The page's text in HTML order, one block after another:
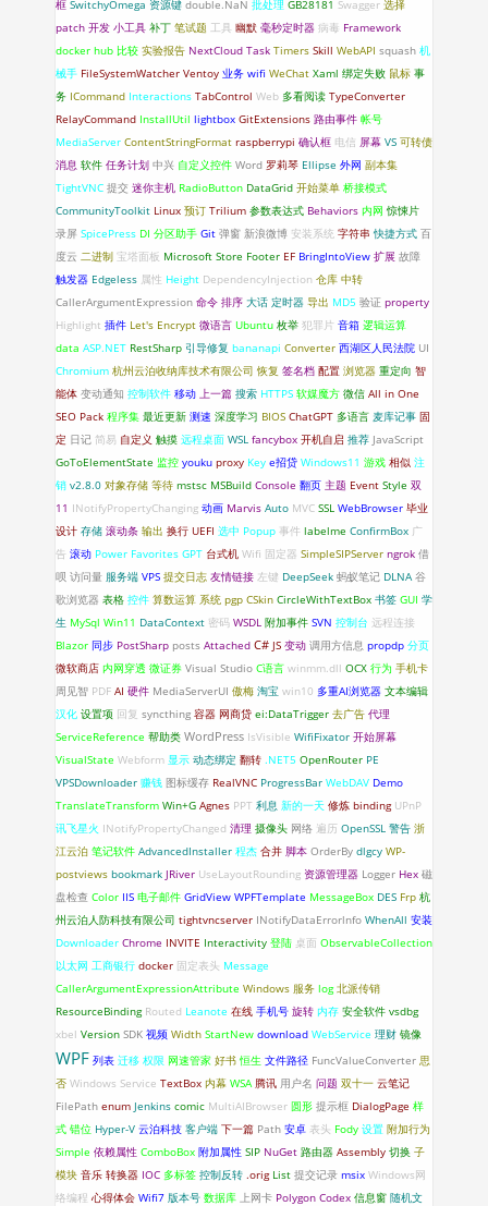
框 SwitchyOmega 资源键 double.NaN 批处理 GB28181 Swagger 选择
patch 开发 小工具 补丁 笔试题 工具 幽默 毫秒定时器 病毒 Framework
docker hub 比较 实验报告 NextCloud Task Timers Skill WebAPI squash 机
械手 FileSystemWatcher Ventoy 业务 wifi WeChat Xaml 绑定失败 鼠标 事
务 ICommand Interactions TabControl Web 多看阅读 TypeConverter
RelayCommand InstallUtil lightbox GitExtensions 路由事件 帐号
MediaServer ContentStringFormat raspberrypi 确认框 电信 屏幕 VS 可转债
消息 软件 任务计划 中兴 自定义控件 Word 罗莉琴 Ellipse 外网 副本集
TightVNC 提交 迷你主机 RadioButton DataGrid 开始菜单 桥接模式
CommunityToolkit Linux 预订 Trilium 参数表达式 Behaviors 内网 惊悚片
录屏 SpicePress DI 分区助手 Git 弹窗 新浪微博 安装系统 字符串 快捷方式 百
度云 二进制 宝塔面板 Microsoft Store Footer EF BringIntoView 扩展 故障
触发器 Edgeless 属性 Height DependencyInjection 仓库 中转
CallerArgumentExpression 命令 排序 大话 定时器 导出 MD5 验证 property
Highlight 插件 Let's Encrypt 微语言 Ubuntu 枚举 犯罪片 音箱 逻辑运算
data ASP.NET RestSharp 引导修复 bananapi Converter 西湖区人民法院 UI
Chromium 杭州云泊收纳库技术有限公司 恢复 签名档 配置 浏览器 重定向 智
能体 变动通知 控制软件 移动 上一篇 搜索 HTTPS 软媒魔方 微信 All in One
SEO Pack 程序集 最近更新 测速 深度学习 BIOS ChatGPT 多语言 麦库记事 固
定 日记 简易 自定义 触摸 远程桌面 WSL fancybox 开机自启 推荐 JavaScript
GoToElementState 监控 youku proxy Key e招贷 Windows11 游戏 相似 注
销 v2.8.0 对象存储 等待 mstsc MSBuild Console 翻页 主题 Event Style 双
11 INotifyPropertyChanging 动画 Marvis Auto MVC SSL WebBrowser 毕业
设计 存储 滚动条 输出 换行 UEFI 选中 Popup 事件 labelme ConfirmBox 广
告 滚动 Power Favorites GPT 台式机 Wifi 固定器 SimpleSIPServer ngrok 借
呗 访问量 服务端 VPS 提交日志 友情链接 左键 DeepSeek 蚂蚁笔记 DLNA 谷
歌浏览器 表格 控件 算数运算 系统 pgp CSkin CircleWithTextBox 书签 GUI 学
生 MySql Win11 DataContext 密码 WSDL 附加事件 SVN 控制台 远程连接
Blazor 同步 PostSharp posts Attached C# JS 变动 调用方信息 propdp 分页
微软商店 内网穿透 微证券 Visual Studio C语言 winmm.dll OCX 行为 手机卡
周见智 PDF AI 硬件 MediaServerUI 傲梅 淘宝 win10 多重AI浏览器 文本编辑
汉化 设置项 回复 syncthing 容器 网商贷 ei:DataTrigger 去广告 代理
ServiceReference 帮助类 WordPress IsVisible WifiFixator 开始屏幕
VisualState Webform 显示 动态绑定 翻转 .NET5 OpenRouter PE
VPSDownloader 赚钱 图标缓存 RealVNC ProgressBar WebDAV Demo
TranslateTransform Win+G Agnes PPT 利息 新的一天 修炼 binding UPnP
讯飞星火 INotifyPropertyChanged 清理 摄像头 网络 遍历 OpenSSL 警告 浙
江云泊 笔记软件 AdvancedInstaller 程杰 合并 脚本 OrderBy dlgcy WP-
postviews bookmark JRiver UseLayoutRounding 资源管理器 Logger Hex 磁
盘检查 Color IIS 电子邮件 GridView WPFTemplate MessageBox DES Frp 杭
州云泊人防科技有限公司 tightvncserver INotifyDataErrorlnfo WhenAll 安装
Downloader Chrome INVITE Interactivity 登陆 桌面 ObservableCollection
以太网 工商银行 docker 固定表头 Message
CallerArgumentExpressionAttribute Windows 服务 log 北派传销
ResourceBinding Routed Leanote 在线 手机号 旋转 内存 安全软件 vsdbg
xbel Version SDK 视频 Width StartNew download WebService 理财 镜像
WPF 列表 迁移 权限 网速管家 好书 恒生 文件路径 FuncValueConverter 思
否 Windows Service TextBox 内幕 WSA 腾讯 用户名 问题 双十一 云笔记
FilePath enum Jenkins comic MultiAIBrowser 圆形 提示框 DialogPage 样
式 错位 Hyper-V 云泊科技 客户端 下一篇 Path 安卓 表头 Fody 设置 附加行为
Simple 依赖属性 ComboBox 附加属性 SIP NuGet 路由器 Assembly 切换 子
模块 音乐 转换器 IOC 多标签 控制反转 .orig List 提交记录 msix Windows网
络编程 心得体会 Wifi7 版本号 数据库 上网卡 Polygon Codex 信息窗 随机文